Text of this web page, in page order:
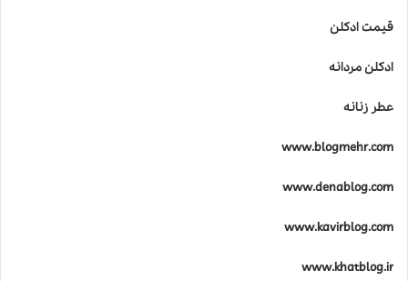
قیمت ادکلن
ادکلن مردانه
عطر زنانه
www.blogmehr.com
www.denablog.com
www.kavirblog.com
www.khatblog.ir